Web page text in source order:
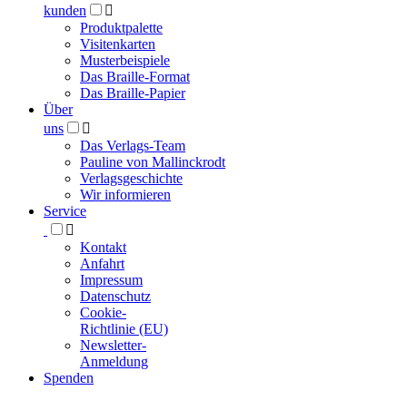
kunden

Produktpalette
Visitenkarten
Musterbeispiele
Das Braille-Format
Das Braille-Papier
Über
uns

Das Verlags-Team
Pauline von Mallinckrodt
Verlagsgeschichte
Wir informieren
Service

Kontakt
Anfahrt
Impressum
Datenschutz
Cookie-
Richtlinie (EU)
Newsletter-
Anmeldung
Spenden